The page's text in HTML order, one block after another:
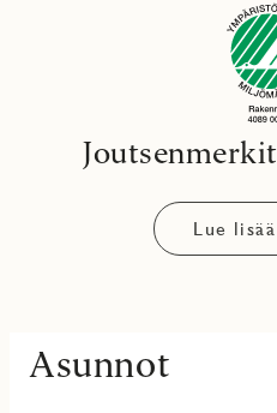
Lue
Asunnot